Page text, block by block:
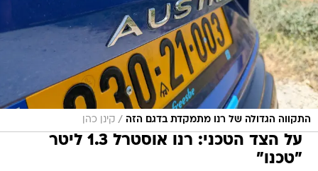
התקווה הגדולה של רנו מתמקדת בדגם הזה / קינן כהן
על הצד הטכני: רנו אוסטרל 1.3 ליטר
"טכנו"